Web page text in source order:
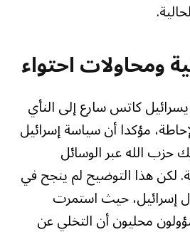
ومحاولات احتواء
يسرائيل كاتس سارع إلى النأي
مؤكدا أن سياسة إسرائيل
حزب الله عبر الوسائل
لكن هذا التوضيح لم ينجح في
إسرائيل، حيث استمرت
محليون أن التخلي عن